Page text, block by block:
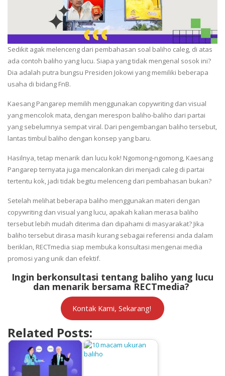
Sedikit agak melenceng dari pembahasan soal baliho caleg, di atas
ada contoh baliho yang lucu. Siapa yang tidak mengenal sosok ini?
Dia adalah putra bungsu Presiden Jokowi yang memiliki beberapa
usaha di bidang FnB.
Kaesang Pangarep memilih menggunakan copywriting dan visual
yang mencolok mata, dengan merespon baliho-baliho dari partai
yang sebelumnya sempat viral. Dari pengembangan baliho tersebut,
lantas timbul baliho dengan konsep yang baru.
Hasilnya, tetap menarik dan lucu kok! Ngomong-ngomong, Kaesang
Pangarep ternyata juga mencalonkan diri menjadi caleg di partai
tertentu kok, jadi tidak begitu melenceng dari pembahasan bukan?
Setelah melihat beberapa baliho menggunakan materi dengan
copywriting dan visual yang lucu, apakah kalian merasa baliho
tersebut lebih mudah diterima dan dipahami di masyarakat? Jika
baliho tersebut dirasa masih kurang sebagai referensi anda dalam
beriklan, RECTmedia siap membuka konsultasi mengenai media
promosi yang unik dan efektif.
Ingin berkonsultasi tentang baliho yang lucu
dan menarik bersama RECTmedia?
Kontak Kami, Sekarang!
Related Posts: